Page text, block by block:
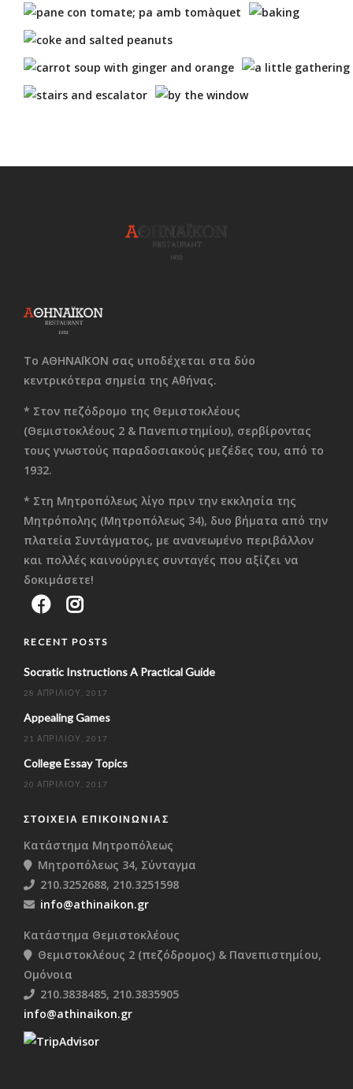
Το ΑΘΗΝΑΪΚΟΝ σας υποδέχεται στα δύο
κεντρικότερα σημεία της Αθήνας.
* Στον πεζόδρομο της Θεμιστοκλέους
(Θεμιστοκλέους 2 & Πανεπιστημίου), σερβίροντας
τους γνωστούς παραδοσιακούς μεζέδες του, από το
1932.
* Στη Μητροπόλεως λίγο πριν την εκκλησία της
Μητρόπολης (Μητροπόλεως 34), δυο βήματα από την
πλατεία Συντάγματος, με ανανεωμένο περιβάλλον
και πολλές καινούργιες συνταγές που αξίζει να
δοκιμάσετε!
RECENT POSTS
Socratic Instructions A Practical Guide
28 ΑΠΡΙΛΊΟΥ, 2017
Appealing Games
21 ΑΠΡΙΛΊΟΥ, 2017
College Essay Topics
20 ΑΠΡΙΛΊΟΥ, 2017
ΣΤΟΙΧΕΊΑ ΕΠΙΚΟΙΝΩΝΊΑΣ
Κατάστημα Μητροπόλεως
Μητροπόλεως 34, Σύνταγμα
210.3252688, 210.3251598
info@athinaikon.gr
Κατάστημα Θεμιστοκλέους
Θεμιστοκλέους 2 (πεζόδρομος) & Πανεπιστημίου,
Ομόνοια
210.3838485, 210.3835905
info@athinaikon.gr